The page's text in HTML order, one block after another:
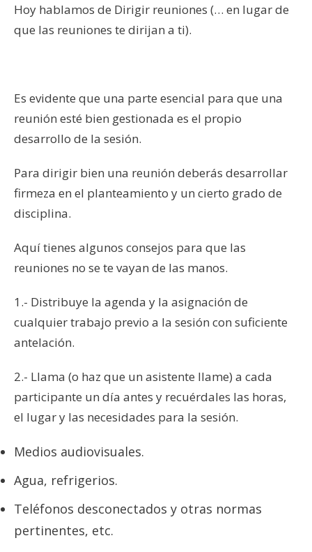
Hoy hablamos de Dirigir reuniones (… en lugar de
que las reuniones te dirijan a ti).
Es evidente que una parte esencial para que una
reunión esté bien gestionada es el propio
desarrollo de la sesión.
Para dirigir bien una reunión deberás desarrollar
firmeza en el planteamiento y un cierto grado de
disciplina.
Aquí tienes algunos consejos para que las
reuniones no se te vayan de las manos.
1.- Distribuye la agenda y la asignación de
cualquier trabajo previo a la sesión con suficiente
antelación.
2.- Llama (o haz que un asistente llame) a cada
participante un día antes y recuérdales las horas,
el lugar y las necesidades para la sesión.
Medios audiovisuales.
Agua, refrigerios.
Teléfonos desconectados y otras normas
pertinentes, etc.